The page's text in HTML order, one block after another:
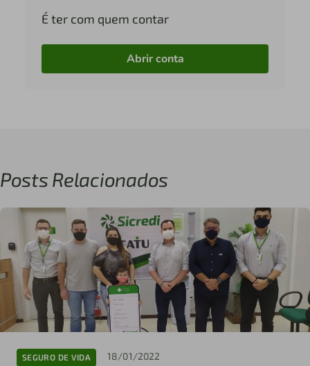
É ter com quem contar
Abrir conta
Posts Relacionados
SEGURO DE VIDA 18/01/2022